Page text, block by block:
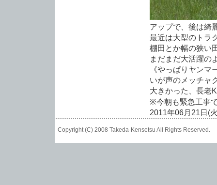
アップで、後は綺
最近は大型のトラ
棚田とか幅の狭い
まだまだ大活躍の
《やっぱりヤン
いが声のメッチャ
大きかった、長老
※今朝も緊急工事
2011年06月21日(
Copyright (C) 2008 Takeda-Kensetsu All Rights